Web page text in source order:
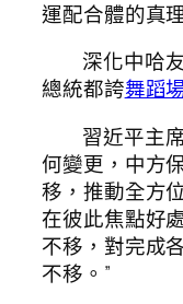
運配合體的真
深化中哈
總統都誇舞蹈
習近平主
何變更，中方
移，推動全方
在彼此焦點好
不移，對完成
不移。”